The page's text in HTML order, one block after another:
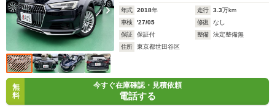
年式 2018年 走行 3.3万km
車検
'27/05 修復
なし
保証
保証付 整備
法定整備無
住所
東京都世田谷区
無
料
今すぐ在庫確認・見積依頼
電話する